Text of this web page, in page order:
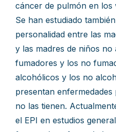
cáncer de pulmón en los
Se han estudiado
personalidad entre las
y las madres de niños no
fumadores y los no
alcohólicos y los no
presentan
no las tienen.
el EPI en estudios